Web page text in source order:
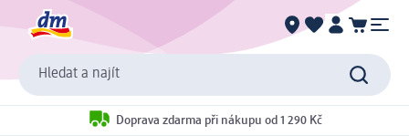
Hledat a najít
Doprava zdarma při nákupu od 1 290 Kč